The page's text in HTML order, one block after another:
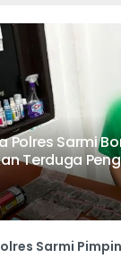
Polres Sarmi
Terduga
Sarmi